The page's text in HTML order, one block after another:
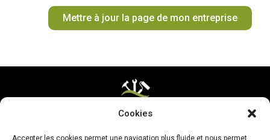
Cookies
Accepter les cookies permet une navigation plus fluide et nous permet
o
k
r
a
e
t
e
e
s
Mettre à jour la page de mon entreprise